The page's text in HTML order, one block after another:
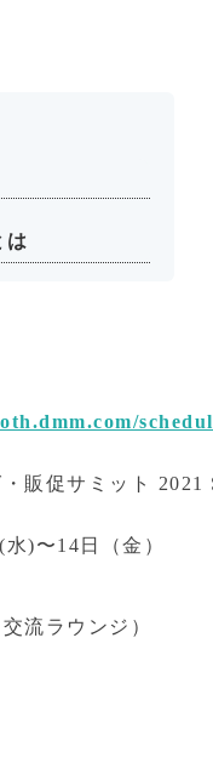
は
販促サミット 2021
)〜14日（金）
流ラウンジ）